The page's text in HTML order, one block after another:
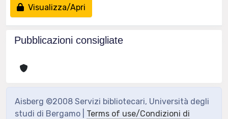
Visualizza/Apri
Pubblicazioni consigliate
Aisberg ©2008 Servizi bibliotecari, Università degli
studi di Bergamo | Terms of use/Condizioni di